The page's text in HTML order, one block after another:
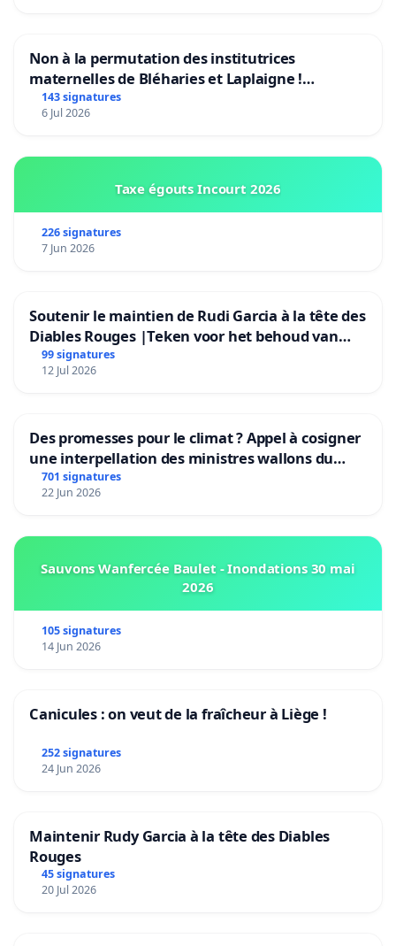
Non à la permutation des institutrices
maternelles de Bléharies et Laplaigne !
Préservons la stabilité de nos enfants.
143 signatures
6 Jul 2026
Taxe égouts Incourt 2026
226 signatures
7 Jun 2026
Soutenir le maintien de Rudi Garcia à la tête des
Diables Rouges |Teken voor het behoud van
Rudi Garcia als bondscoach
99 signatures
12 Jul 2026
Des promesses pour le climat ? Appel à cosigner
une interpellation des ministres wallons du
climat et de l’environnement.
701 signatures
22 Jun 2026
Sauvons Wanfercée Baulet - Inondations 30 mai
2026
105 signatures
14 Jun 2026
Canicules : on veut de la fraîcheur à Liège !
252 signatures
24 Jun 2026
Maintenir Rudy Garcia à la tête des Diables
Rouges
45 signatures
20 Jul 2026